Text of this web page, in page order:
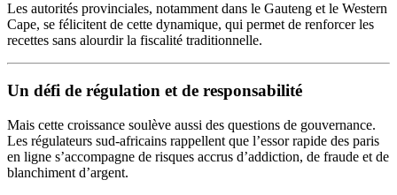
Les autorités provinciales, notamment dans le Gauteng et le Western
Cape, se félicitent de cette dynamique, qui permet de renforcer les
recettes sans alourdir la fiscalité traditionnelle.
Un défi de régulation et de responsabilité
Mais cette croissance soulève aussi des questions de gouvernance.
Les régulateurs sud-africains rappellent que l’essor rapide des paris
en ligne s’accompagne de risques accrus d’addiction, de fraude et de
blanchiment d’argent.